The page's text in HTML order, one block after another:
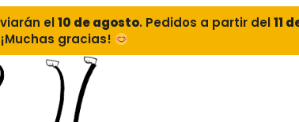
el10 de agosto. Pedidos a partir del11
gracias!